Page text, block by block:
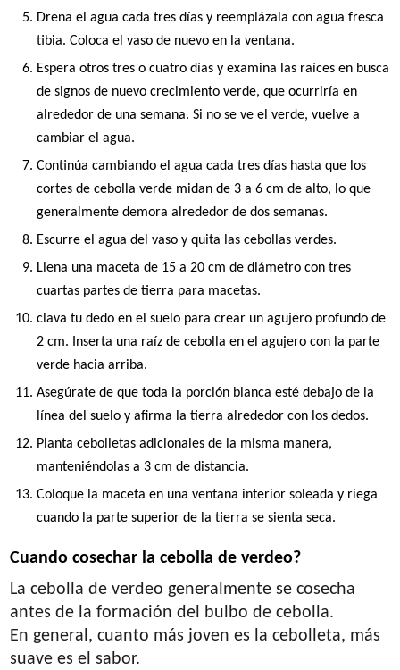
Drena el agua cada tres días y reemplázala con agua fresca
tibia. Coloca el vaso de nuevo en la ventana.
Espera otros tres o cuatro días y examina las raíces en busca
de signos de nuevo crecimiento verde, que ocurriría en
alrededor de una semana. Si no se ve el verde, vuelve a
cambiar el agua.
Continúa cambiando el agua cada tres días hasta que los
cortes de cebolla verde midan de 3 a 6 cm de alto, lo que
generalmente demora alrededor de dos semanas.
Escurre el agua del vaso y quita las cebollas verdes.
Llena una maceta de 15 a 20 cm de diámetro con tres
cuartas partes de tierra para macetas.
clava tu dedo en el suelo para crear un agujero profundo de
2 cm. Inserta una raíz de cebolla en el agujero con la parte
verde hacia arriba.
Asegúrate de que toda la porción blanca esté debajo de la
línea del suelo y afirma la tierra alrededor con los dedos.
Planta cebolletas adicionales de la misma manera,
manteniéndolas a 3 cm de distancia.
Coloque la maceta en una ventana interior soleada y riega
cuando la parte superior de la tierra se sienta seca.
Cuando cosechar la cebolla de verdeo?
La cebolla de verdeo generalmente se cosecha
antes de la formación del bulbo de cebolla.
En general, cuanto más joven es la cebolleta, más
suave es el sabor.